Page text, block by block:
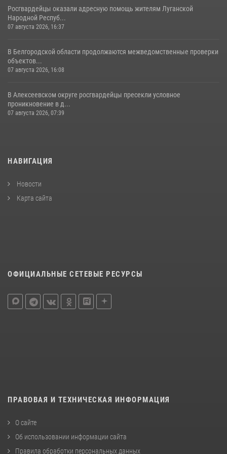
Росгвардейцы оказали адресную помощь жителям Луганской
Народной Респуб...
07 августа 2026, 16:37
В Белгородской области продолжаются межведомственные проверки
объектов...
07 августа 2026, 16:08
В Алексеевском округе росгвардейцы пресекли условное
проникновение в д...
07 августа 2026, 07:39
НАВИГАЦИЯ
Новости
Карта сайта
ОФИЦИАЛЬНЫЕ СЕТЕВЫЕ РЕСУРСЫ
ПРАВОВАЯ И ТЕХНИЧЕСКАЯ ИНФОРМАЦИЯ
О сайте
Об использовании информации сайта
Правила обработки персональных данных